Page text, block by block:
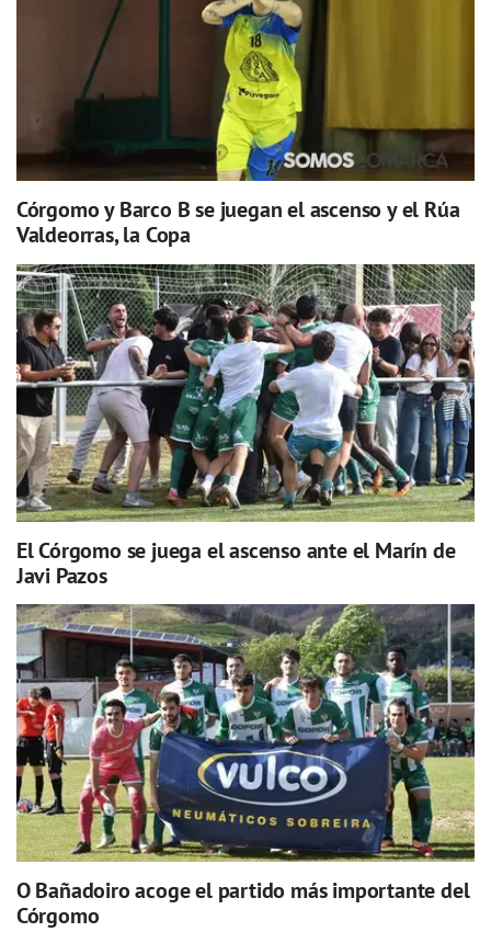
Córgomo y Barco B se juegan el ascenso y el Rúa
Valdeorras, la Copa
El Córgomo se juega el ascenso ante el Marín de
Javi Pazos
O Bañadoiro acoge el partido más importante del
Córgomo